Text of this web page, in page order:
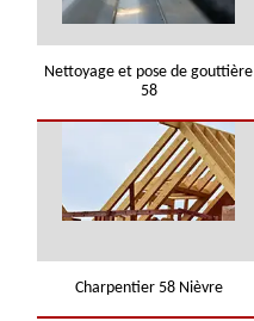
Nettoyage et pose de gouttière
58
Charpentier 58 Nièvre